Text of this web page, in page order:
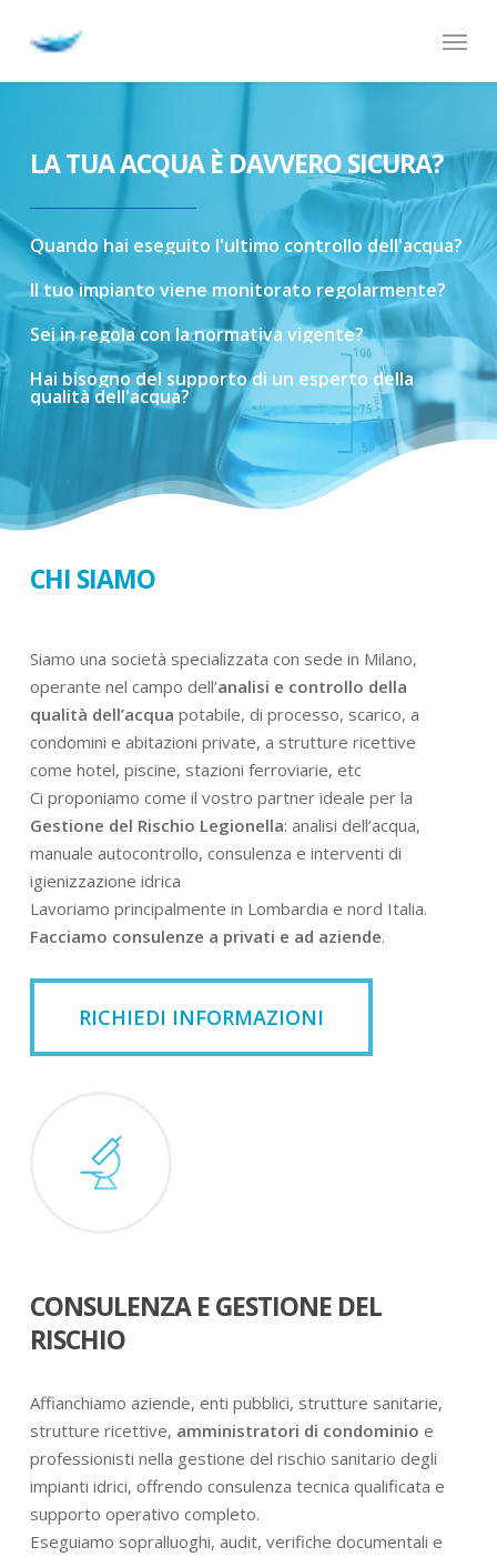
Menu
LA TUA ACQUA È DAVVERO SICURA?
Quando hai eseguito l'ultimo controllo dell'acqua?
Il tuoimpianto viene monitorato regolarmente?
Seiinregola con lanormativa vigente?
Hai bisognodel supportodi un esperto della
qualitàdell'acqua?
CHI SIAMO
Siamo una società specializzata con sede in Milano,
operante nel campo dell’analisi e controllo della
qualità dell’acqua potabile, di processo, scarico, a
condomini e abitazioni private, a strutture ricettive
come hotel, piscine, stazioni ferroviarie, etc
Ci proponiamo come il vostro partner ideale per la
Gestione del Rischio Legionella: analisi dell’acqua,
manuale autocontrollo, consulenza e interventi di
igienizzazione idrica
Lavoriamo principalmente in Lombardia e nord Italia.
Facciamo consulenze a privati e ad aziende.
RICHIEDI INFORMAZIONI
CONSULENZA E GESTIONE DEL
RISCHIO
Affianchiamo aziende, enti pubblici, strutture sanitarie,
strutture ricettive, amministratori di condominio e
professionisti nella gestione del rischio sanitario degli
impianti idrici, offrendo consulenza tecnica qualificata e
supporto operativo completo.
Eseguiamo sopralluoghi, audit, verifiche documentali e